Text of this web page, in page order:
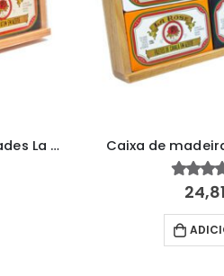
Caixa de madeira – 4 unidades La Rose Caixa de
5.00fora de 5
24,81